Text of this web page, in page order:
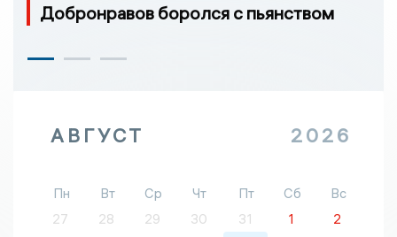
Добронравов боролся с пьянством
АВГУСТ 2026
Пн Вт Ср Чт Пт Сб
Вс
27
28 29 30 31 1
2